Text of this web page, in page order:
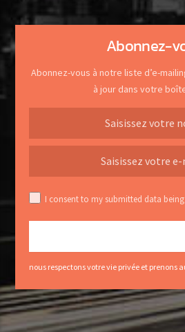
Abonnez-
Abonnez-vous à notre liste d’e-
à jour dans votre
I consent to my submitted data
nous respectons votre vie privée et prenons